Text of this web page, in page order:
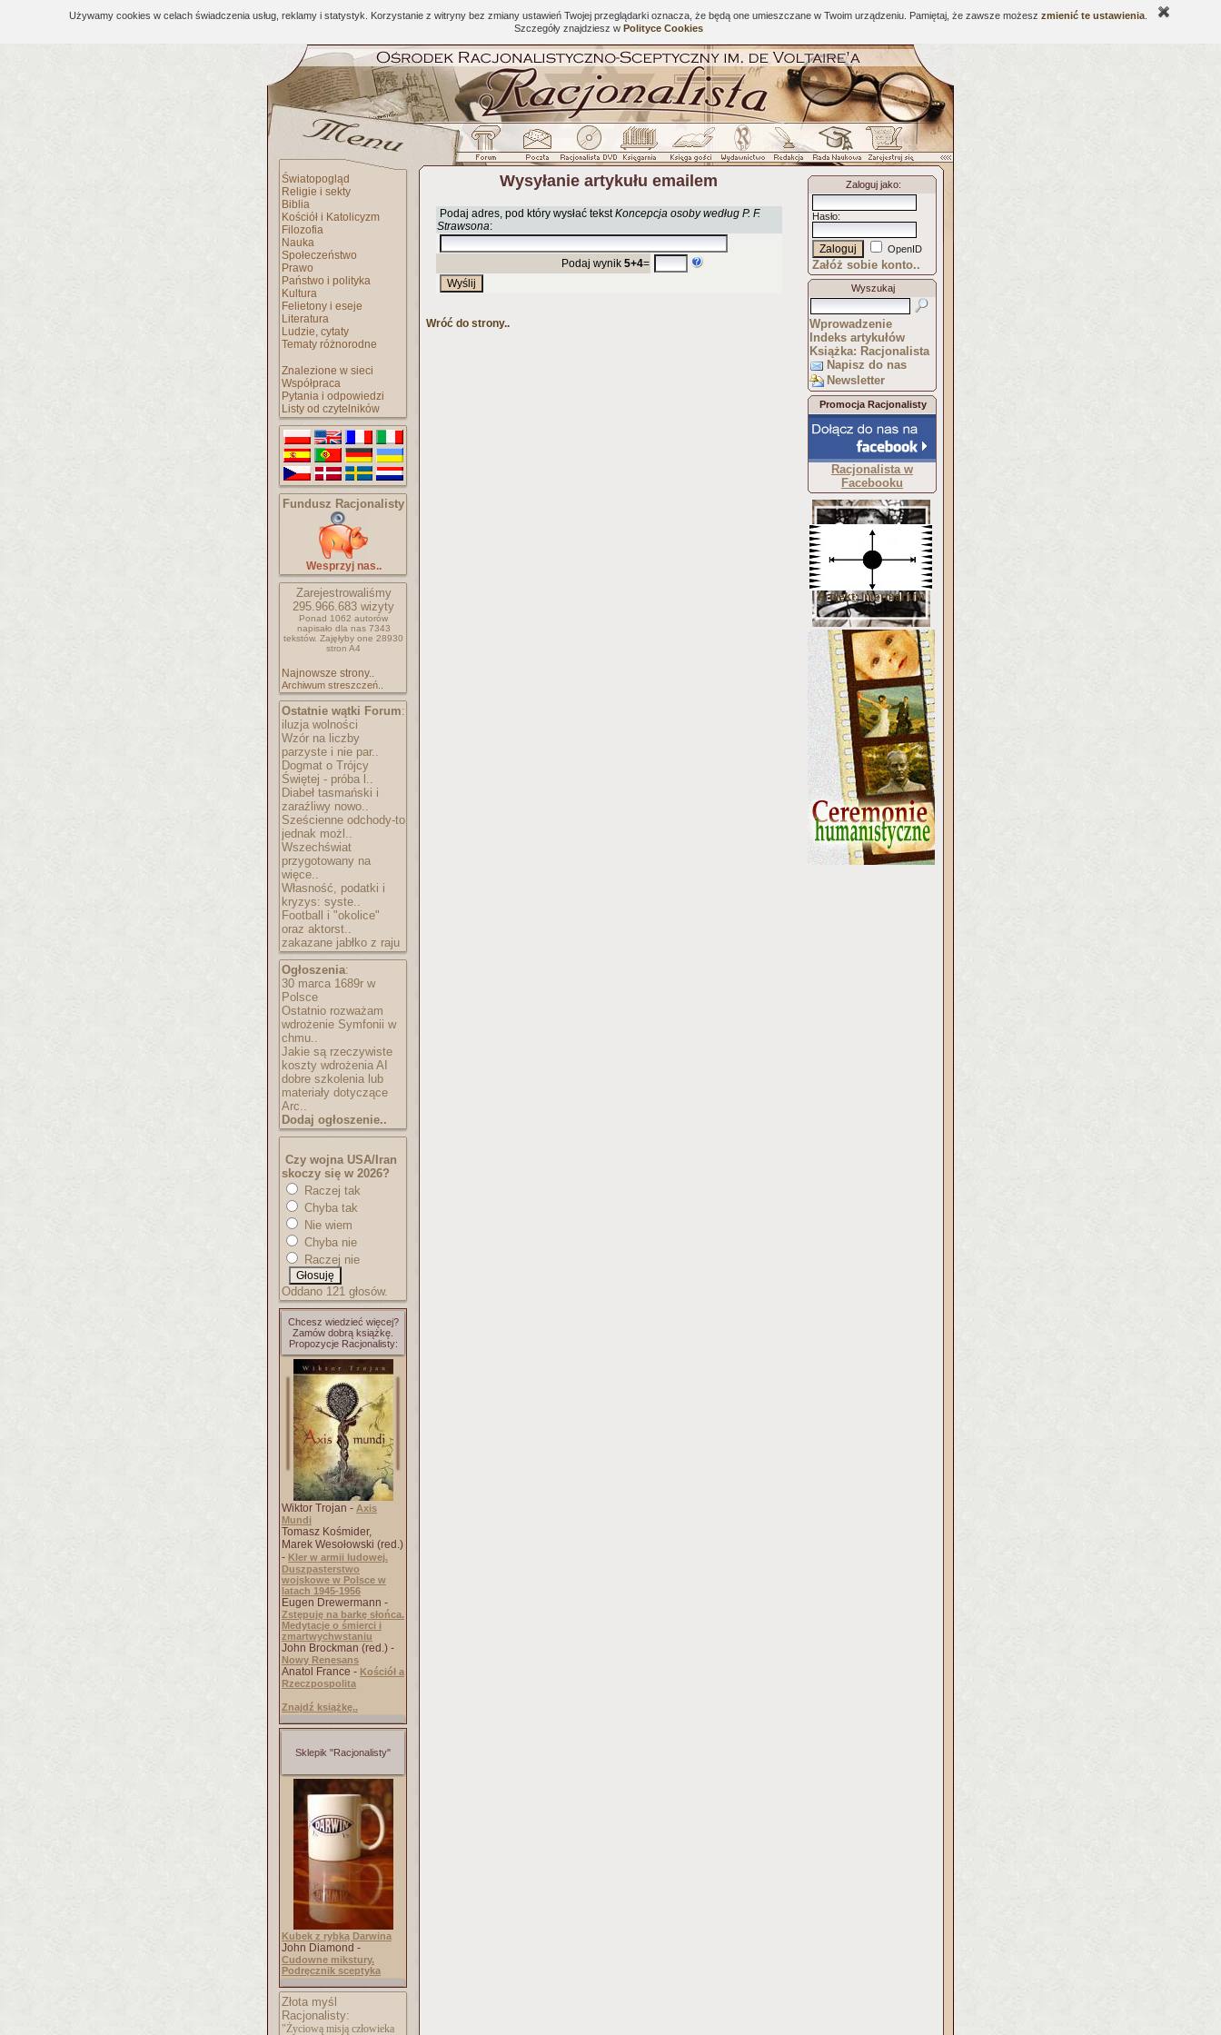
Używamy cookies w celach świadczenia usług, reklamy i statystyk. Korzystanie z witryny bez zmiany ustawień Twojej przeglądarki oznacza, że będą one umieszczane w Twoim urządzeniu. Pamiętaj, że zawsze możesz zmienić te ustawienia
Szczegóły znajdziesz w Polityce Cookies
Światopogląd
Religie i sekty
Biblia
Kościół i Katolicyzm
Filozofia
Nauka
Społeczeństwo
Prawo
Państwo i polityka
Kultura
Felietony i eseje
Literatura
Ludzie, cytaty
Tematy różnorodne
Znalezione w sieci
Współpraca
Pytania i odpowiedzi
Listy od czytelników
Fundusz Racjonalisty
Wesprzyj nas..
Zarejestrowaliśmy
295.966.683 wizyty
Ponad 1062 autorów
napisało dla nas 7343
tekstów. Zajęłyby one 28930
stron A4
Najnowsze strony..
Archiwum streszczeń..
Ostatnie wątki Forum:
iluzja wolności
Wzór na liczby
parzyste i nie par..
Dogmat o Trójcy
Świętej - próba l..
Diabeł tasmański i
zaraźliwy nowo..
Sześcienne odchody-to
jednak możl..
Wszechświat
przygotowany na
więce..
Własność, podatki i
kryzys: syste..
Football i "okolice"
oraz aktorst..
zakazane jabłko z raju
Ogłoszenia:
30 marca 1689r w
Polsce
Ostatnio rozważam
wdrożenie Symfonii w
chmu..
Jakie są rzeczywiste
koszty wdrożenia AI
dobre szkolenia lub
materiały dotyczące
Arc..
Dodaj ogłoszenie..
Czy wojna USA/Iran
skoczy się w 2026?
Raczej tak
Chyba tak
Nie wiem
Chyba nie
Raczej nie
Oddano 121 głosów.
Chcesz wiedzieć więcej?
Zamów dobrą książkę.
Propozycje Racjonalisty:
Wiktor Trojan - Axis
Mundi
Tomasz Kośmider,
Marek Wesołowski (red.)
- Kler w armii ludowej.
Duszpasterstwo
wojskowe w Polsce w
latach 1945-1956
Eugen Drewermann -
Zstępuję na barkę słońca.
Medytacje o śmierci i
zmartwychwstaniu
John Brockman (red.) -
Nowy Renesans
Anatol France - Kościół a
Rzeczpospolita
Znajdź książkę..
Sklepik "Racjonalisty"
Kubek z rybką Darwina
John Diamond -
Cudowne mikstury.
Podręcznik sceptyka
Złota myśl
Racjonalisty:
"Życiową misją człowieka
Wysyłanie artykułu emailem
Podaj adres, pod który wysłać tekstKoncepcja osoby według P. F.
Strawsona:
Podaj wynik 5+4=
Wróć do strony..
Zaloguj jako:
Hasło:
OpenID
Załóż sobie konto..
Wyszukaj
Wprowadzenie
Indeks artykułów
Książka: Racjonalista
Napisz do nas
Newsletter
Promocja Racjonalisty
Racjonalista w
Facebooku